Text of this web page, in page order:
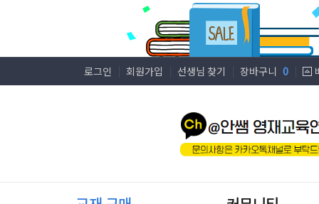
로그인 회원가입 선생님 찾기 장바구니 0